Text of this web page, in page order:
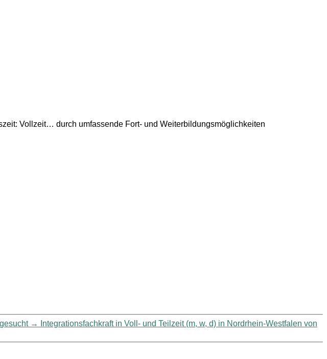
Vollzeit… durch umfassende Fort- und Weiterbildungsmöglichkeiten
→
Integrationsfachkraft in Voll- und Teilzeit (m, w, d) in Nordrhein-Westfalen von